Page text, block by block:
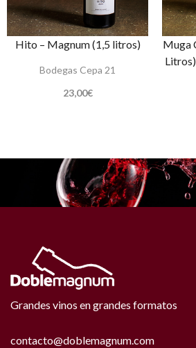
Hito – Magnum (1,5 litros)
Bodegas Cepa 21
23,00€
Muga
Grandes vinos en grandes formatos
contacto@doblemagnum.com